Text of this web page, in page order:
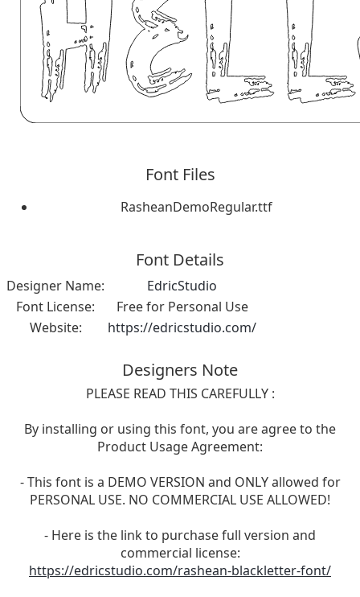
Font Files
RasheanDemoRegular.ttf
Font Details
Designer Name:
EdricStudio
Font License:
Free for Personal Use
Website:
https://edricstudio.com/
Designers Note
PLEASE READ THIS CAREFULLY :
By installing or using this font, you are agree to the
Product Usage Agreement:
- This font is a DEMO VERSION and ONLY allowed for
PERSONAL USE. NO COMMERCIAL USE ALLOWED!
- Here is the link to purchase full version and
commercial license:
https://edricstudio.com/rashean-blackletter-font/